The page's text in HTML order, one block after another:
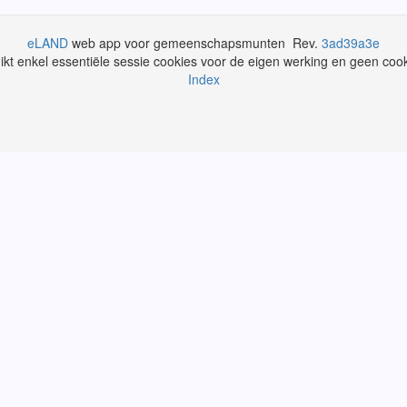
eLAND web app voor gemeenschapsmunten Rev. 3ad39a3e
enkel essentiële sessie cookies voor de eigen werking en geen
Index